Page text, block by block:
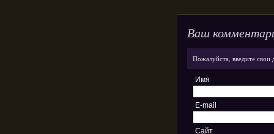
Ваш
Пожалуйста, введите
Имя
E-mail
Сайт